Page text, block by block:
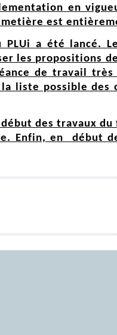
en
est
a été lancé.
les propositions
de travail
liste possible des
des travaux
Enfin, en début